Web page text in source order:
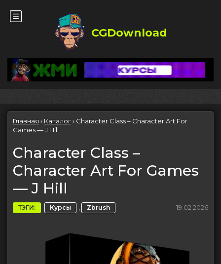
CGDownload
Главная › Каталог› Character Class – Character Art For
Games — J Hill
Character Class –
Character Art For Games
— J Hill
ТЭГИ: Курсы , Zbrush 19.02.2026